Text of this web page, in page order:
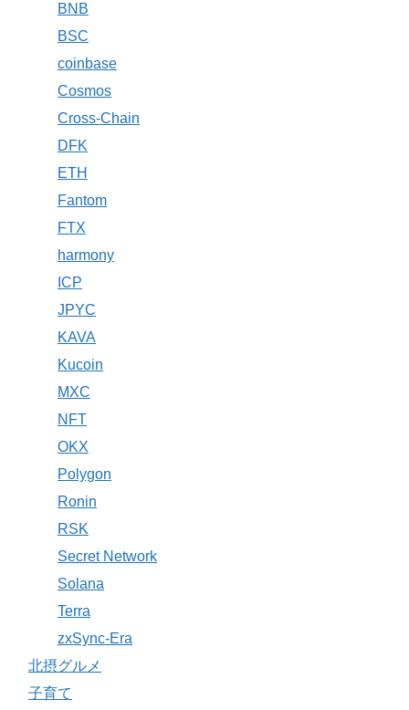
BNB
BSC
coinbase
Cosmos
Cross-Chain
DFK
ETH
Fantom
FTX
harmony
ICP
JPYC
KAVA
Kucoin
MXC
NFT
OKX
Polygon
Ronin
RSK
Secret Network
Solana
Terra
zxSync-Era
北摂グルメ
子育て